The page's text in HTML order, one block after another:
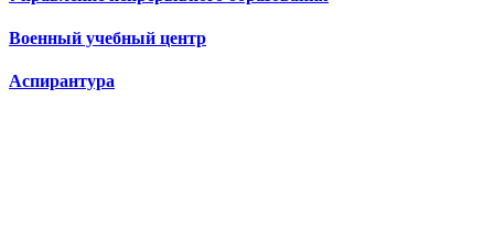
Военный учебный центр
Аспирантура